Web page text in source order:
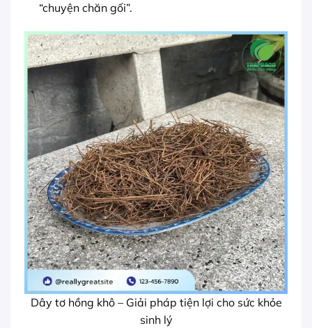
“chuyện chăn gối”.
Dây tơ hồng khô – Giải pháp tiện lợi cho sức khỏe
sinh lý